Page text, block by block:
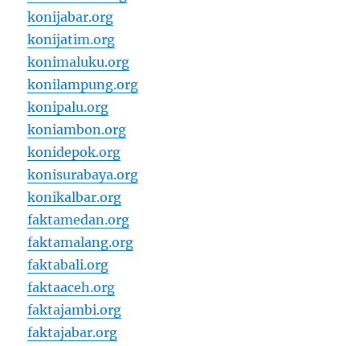
konijabar.org
konijatim.org
konimaluku.org
konilampung.org
konipalu.org
koniambon.org
konidepok.org
konisurabaya.org
konikalbar.org
faktamedan.org
faktamalang.org
faktabali.org
faktaaceh.org
faktajambi.org
faktajabar.org